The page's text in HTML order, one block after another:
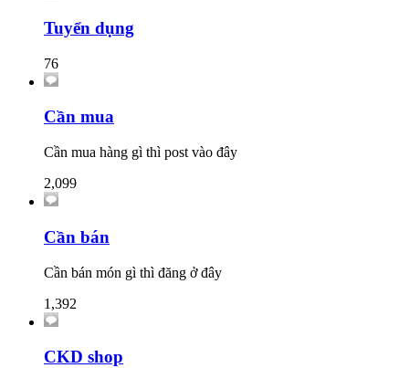
Tuyển dụng
76
Cần mua
Cần mua hàng gì thì post vào đây
2,099
Cần bán
Cần bán món gì thì đăng ở đây
1,392
CKD shop